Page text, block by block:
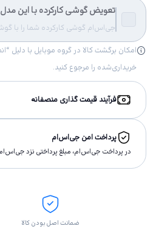
تعویض گوشی کارکرده با این مدل
جی‌اس‌ام گوشی کارکرده شما را با
خریداری‌شده را مرجوع کنید.
فرآیند قیمت گذاری منصفانه
پرداخت امن جی‌اس‌ام
در پرداخت جی‌اس‌ام، مبلغ پرداختى نزد
ضمانت اصل بودن کالا